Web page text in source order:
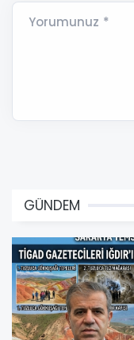
Yorumunuz *
GÜNDEM